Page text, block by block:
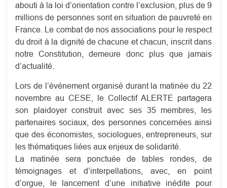
abouti à la loi d’orientation contre l’exclusion, plus de 9
millions de personnes sont en situation de pauvreté en
France. Le combat de nos associations pour le respect
du droit à la dignité de chacune et chacun, inscrit dans
notre Constitution, demeure donc plus que jamais
d’actualité.
Lors de l’événement organisé durant la matinée du 22
novembre au CESE, le Collectif ALERTE partagera
son plaidoyer construit avec ses 35 membres, les
partenaires sociaux, des personnes concernées ainsi
que des économistes, sociologues, entrepreneurs, sur
les thématiques liées aux enjeux de solidarité.
La matinée sera ponctuée de tables rondes, de
témoignages et d’interpellations, avec, en point
d’orgue, le lancement d’une initiative inédite pour